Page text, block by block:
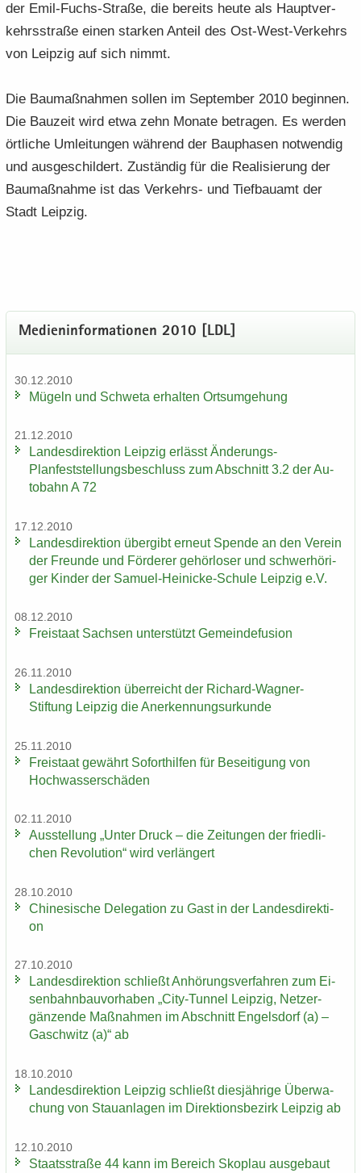
der Emil-​Fuchs-Straße, die be­reits heute als Haupt­ver­
kehrs­stra­ße einen star­ken An­teil des Ost-​West-Verkehrs
von Leip­zig auf sich nimmt.
Die Bau­maß­nah­men sol­len im Sep­tem­ber 2010 be­gin­nen.
Die Bau­zeit wird etwa zehn Mo­na­te be­tra­gen. Es wer­den
ört­li­che Um­lei­tun­gen wäh­rend der Bau­pha­sen not­wen­dig
und aus­ge­schil­dert. Zu­stän­dig für die Rea­li­sie­rung der
Bau­maß­nah­me ist das Verkehrs-​ und Tief­bau­amt der
Stadt Leip­zig.
Me­di­en­in­for­ma­tio­nen 2010 [LDL]
30.12.2010
Mü­geln und Schwe­ta er­hal­ten Orts­um­ge­hung
21.12.2010
Lan­des­di­rek­ti­on Leip­zig er­lässt Änderungs-​
Planfeststellungsbeschluss zum Ab­schnitt 3.2 der Au­
to­bahn A 72
17.12.2010
Lan­des­di­rek­ti­on über­gibt er­neut Spen­de an den Ver­ein
der Freun­de und För­de­rer ge­hör­lo­ser und schwer­hö­ri­
ger Kin­der der Samuel-​Heinicke-Schule Leip­zig e.V.
08.12.2010
Frei­staat Sach­sen un­ter­stützt Ge­mein­de­fu­si­on
26.11.2010
Lan­des­di­rek­ti­on über­reicht der Richard-​Wagner-
Stiftung Leip­zig die An­er­ken­nungs­ur­kun­de
25.11.2010
Frei­staat ge­währt So­fort­hil­fen für Be­sei­ti­gung von
Hoch­was­ser­schä­den
02.11.2010
Aus­stel­lung „Unter Druck – die Zei­tun­gen der fried­li­
chen Re­vo­lu­ti­on“ wird ver­län­gert
28.10.2010
Chi­ne­si­sche De­le­ga­ti­on zu Gast in der Lan­des­di­rek­ti­
on
27.10.2010
Lan­des­di­rek­ti­on schließt An­hö­rungs­ver­fah­ren zum Ei­
sen­bahn­bau­vor­ha­ben „City-​Tunnel Leip­zig, Netz­er­
gän­zen­de Maß­nah­men im Ab­schnitt En­gels­dorf (a) –
Gaschwitz (a)“ ab
18.10.2010
Lan­des­di­rek­ti­on Leip­zig schließt dies­jäh­ri­ge Über­wa­
chung von Stau­an­la­gen im Di­rek­ti­ons­be­zirk Leip­zig ab
12.10.2010
Staats­stra­ße 44 kann im Be­reich Sko­plau aus­ge­baut